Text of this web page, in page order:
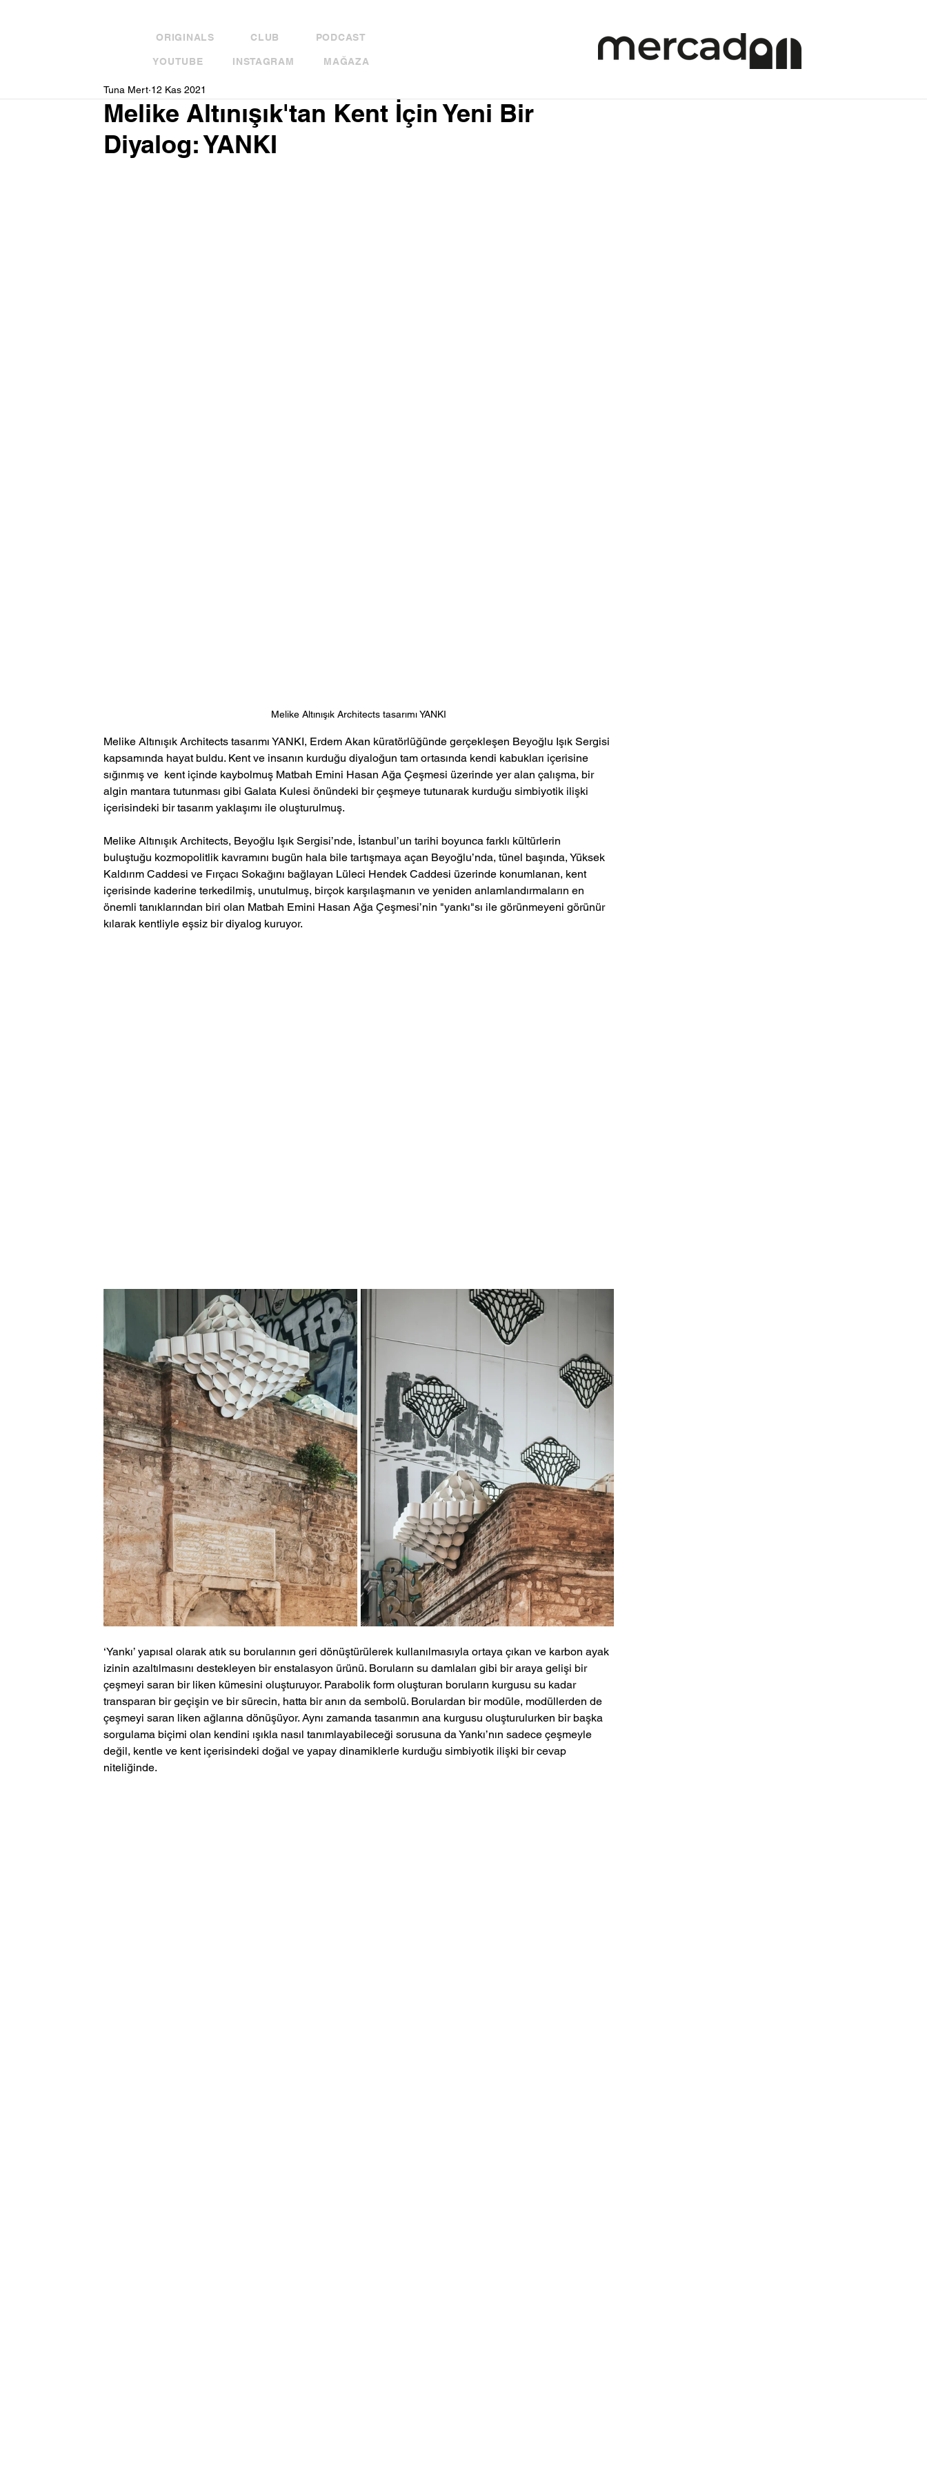
ORIGINALS CLUB PODCAST
YOUTUBE INSTAGRAM MAĞAZA
Melike Altınışık'tan Kent İçin Yeni Bir
Diyalog: YANKI
Tuna Mert 12 Kas 2021
Melike Altınışık Architects tasarımı YANKI
Melike Altınışık Architects tasarımı YANKI, Erdem Akan küratörlüğünde gerçekleşen Beyoğlu Işık Sergisi
kapsamında hayat buldu. Kent ve insanın kurduğu diyaloğun tam ortasında kendi kabukları içerisine
sığınmış ve  kent içinde kaybolmuş Matbah Emini Hasan Ağa Çeşmesi üzerinde yer alan çalışma, bir
algin mantara tutunması gibi Galata Kulesi önündeki bir çeşmeye tutunarak kurduğu simbiyotik ilişki
içerisindeki bir tasarım yaklaşımı ile oluşturulmuş.
Melike Altınışık Architects, Beyoğlu Işık Sergisi’nde, İstanbul’un tarihi boyunca farklı kültürlerin
buluştuğu kozmopolitlik kavramını bugün hala bile tartışmaya açan Beyoğlu’nda, tünel başında, Yüksek
Kaldırım Caddesi ve Fırçacı Sokağını bağlayan Lüleci Hendek Caddesi üzerinde konumlanan, kent
içerisinde kaderine terkedilmiş, unutulmuş, birçok karşılaşmanın ve yeniden anlamlandırmaların en
önemli tanıklarından biri olan Matbah Emini Hasan Ağa Çeşmesi’nin "yankı"sı ile görünmeyeni görünür
kılarak kentliyle eşsiz bir diyalog kuruyor.
‘Yankı’ yapısal olarak atık su borularının geri dönüştürülerek kullanılmasıyla ortaya çıkan ve karbon ayak
izinin azaltılmasını destekleyen bir enstalasyon ürünü. Boruların su damlaları gibi bir araya gelişi bir
çeşmeyi saran bir liken kümesini oluşturuyor. Parabolik form oluşturan boruların kurgusu su kadar
transparan bir geçişin ve bir sürecin, hatta bir anın da sembolü. Borulardan bir modüle, modüllerden de
çeşmeyi saran liken ağlarına dönüşüyor. Aynı zamanda tasarımın ana kurgusu oluşturulurken bir başka
sorgulama biçimi olan kendini ışıkla nasıl tanımlayabileceği sorusuna da Yankı’nın sadece çeşmeyle
değil, kentle ve kent içerisindeki doğal ve yapay dinamiklerle kurduğu simbiyotik ilişki bir cevap
niteliğinde.